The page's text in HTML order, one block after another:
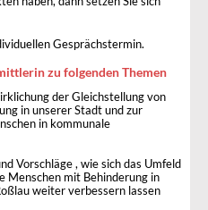
Gesprächstermin.
zu folgenden Themen
der Gleichstellung von
in unserer Stadt und zur
in kommunale
Vorschläge , wie sich das Umfeld
Menschen mit Behinderung in
weiter verbessern lassen